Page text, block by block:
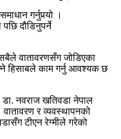
गर्नुपर्‍यो ।
पछि दौडिनुपर्ने
वातावरणसँग जोडिएका
हिसाबले काम गर्नु आवश्यक छ
डा. नवराज खतिवडा नेपाल
र व्यवस्थापनको
टीएन रेग्मीले गरेको